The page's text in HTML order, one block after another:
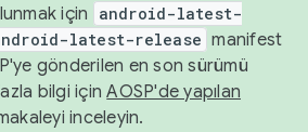
için
android-latest-
latest-release manifest
gönderilen en son sürümü
bilgi içinAOSP'de yapılan
inceleyin.